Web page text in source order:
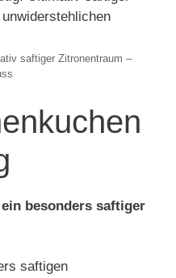
saftiger Zitronentraum –
besonders saftiger
saftigen